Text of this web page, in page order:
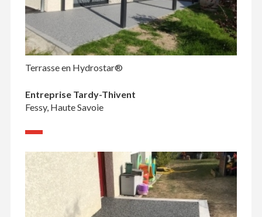
Terrasse en Hydrostar®
Entreprise Tardy-Thivent
Fessy, Haute Savoie